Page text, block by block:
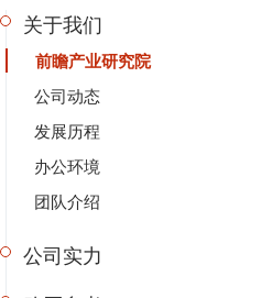
关于我们
前瞻产业研究院
公司动态
发展历程
办公环境
团队介绍
公司实力